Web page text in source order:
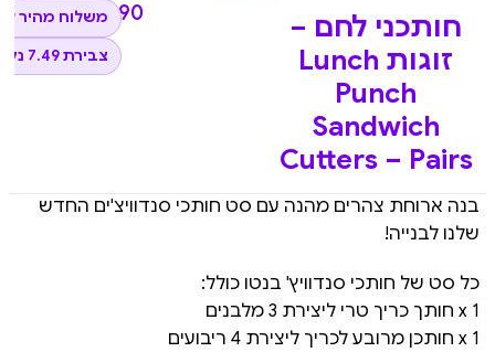
חותכני לחם –
זוגות Lunch
Punch
Sandwich
Cutters – Pairs
₪74.90משלוח מהיר
צבירת 7.49 נקודות
בנה ארוחת צהרים מהנה עם סט חותכי סנדוויצ'ים החדש
שלנו לבנייה!
כל סט של חותכי סנדוויץ' בנטו כולל:
1 x חותך כריך טרי ליצירת 3 מלבנים
1 x חותכן מרובע לכריך ליצירת 4 ריבועים